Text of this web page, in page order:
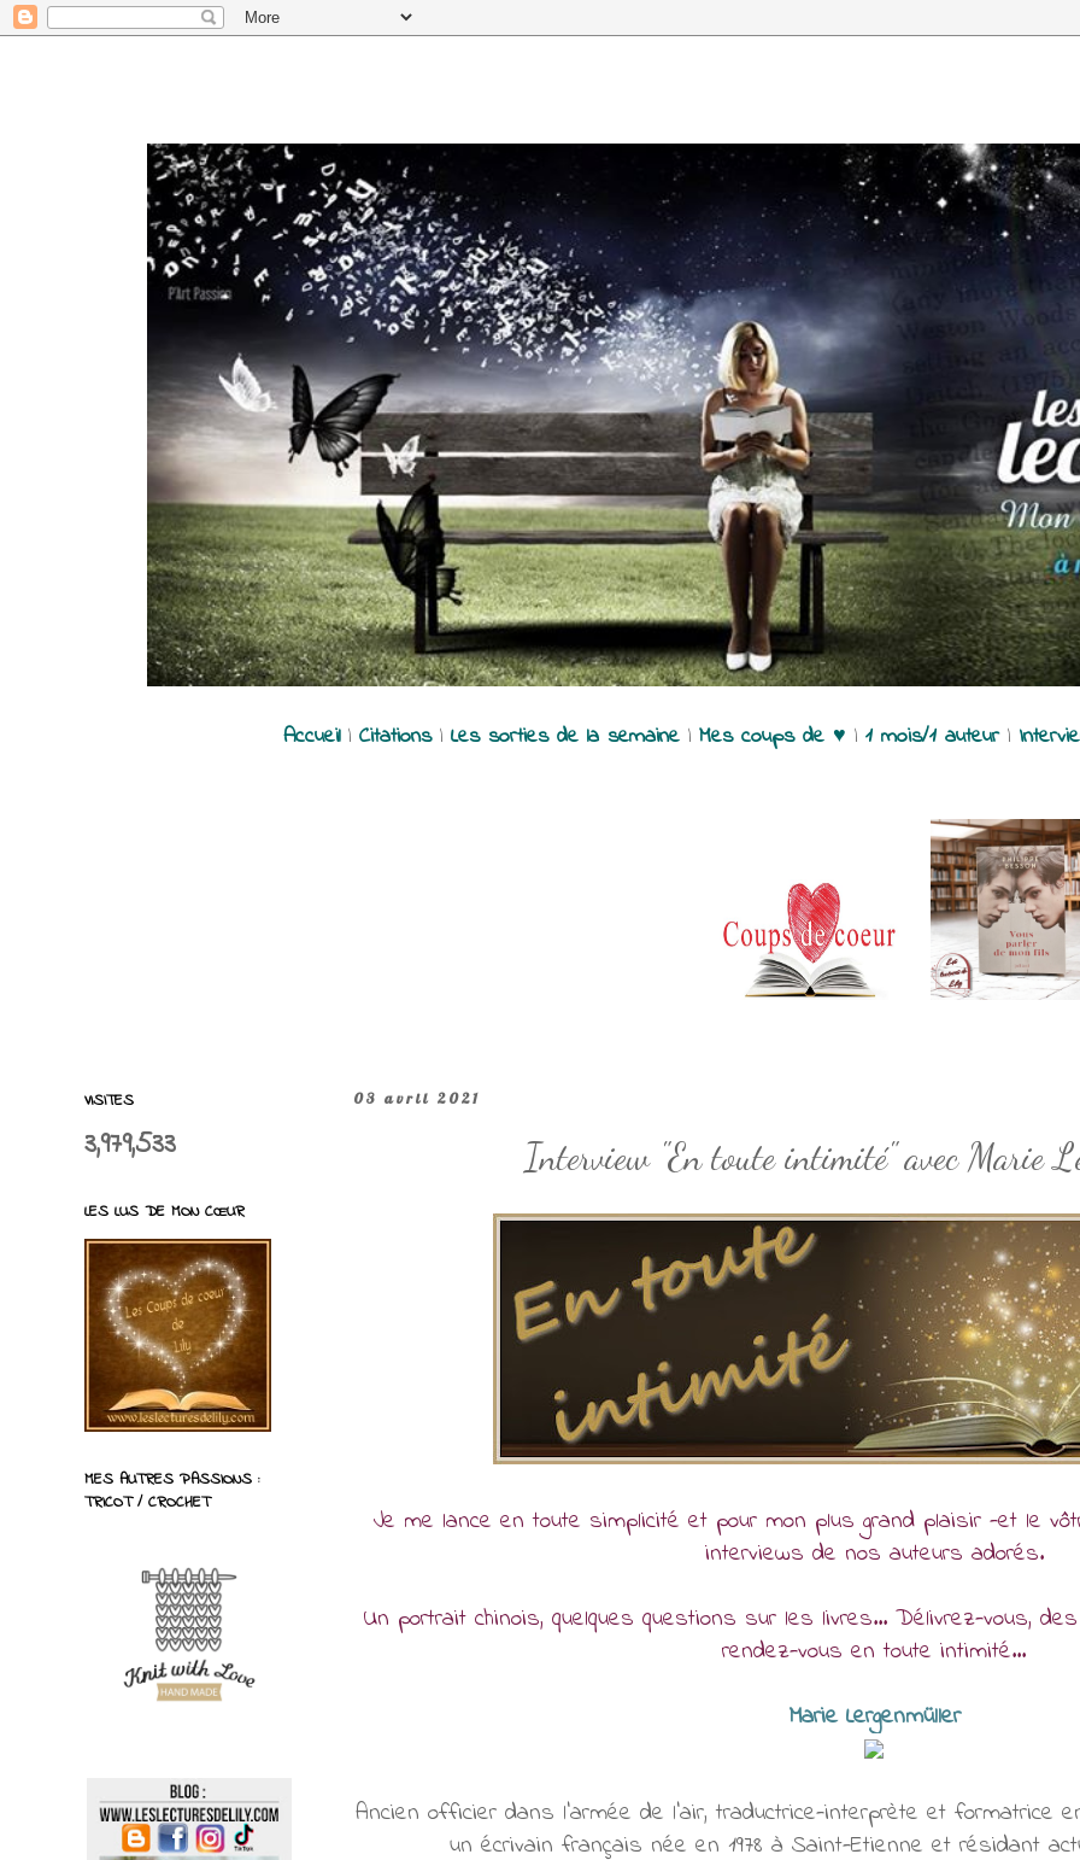
Accueil| Citations| Les sorties de la semaine| Mes coups de ♥ | 1 mois/1 auteur|
03 avril 2021
Interview "En toute intimité" avec Marie
Je me lance en toute simplicité et pour mon plus grand plaisir -et le
interviews de nos auteurs adorés.
Un portrait chinois, quelques questions sur les livres... Délivrez-vous,
rendez-vous en toute intimité...
Marie Lergenmüller
Ancien officier dans l’armée de l’air, traductrice-interprète et formatrice
un écrivain français née en 1978 à Saint-Etienne et résidant
VISITES
3,979,533
LES LUS DE MON CŒUR
MES AUTRES PASSIONS :
TRICOT / CROCHET